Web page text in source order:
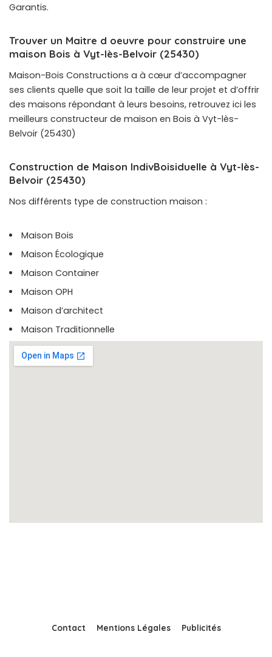
Garantis.
Trouver un Maitre d oeuvre pour construire une
maison Bois à Vyt-lès-Belvoir (25430)
Maison-Bois Constructions a à cœur d’accompagner
ses clients quelle que soit la taille de leur projet et d’offrir
des maisons répondant à leurs besoins, retrouvez ici les
meilleurs constructeur de maison en Bois à Vyt-lès-
Belvoir (25430)
Construction de Maison IndivBoisiduelle à Vyt-lès-
Belvoir (25430)
Nos différents type de construction maison :
Maison Bois
Maison Écologique
Maison Container
Maison OPH
Maison d’architect
Maison Traditionnelle
Contact Mentions Légales Publicités